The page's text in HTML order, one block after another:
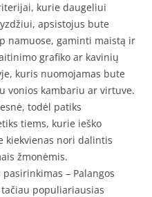
kurie daugeliui
apsistojus bute
namuose, gaminti maistą ir
grafiko ar kavinių
kuris nuomojamas bute
vonios kambariu ar virtuve.
todėl patiks
tiems, kurie ieško
kiekvienas nori dalintis
žmonėmis.
– Palangos
populiariausias